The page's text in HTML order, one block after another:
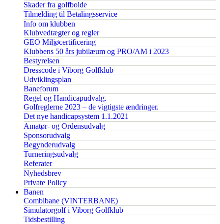
Skader fra golfbolde
Tilmelding til Betalingsservice
Info om klubben
Klubvedtægter og regler
GEO Miljøcertificering
Klubbens 50 års jubilæum og PRO/AM i 2023
Bestyrelsen
Dresscode i Viborg Golfklub
Udviklingsplan
Baneforum
Regel og Handicapudvalg.
Golfreglerne 2023 – de vigtigste ændringer.
Det nye handicapsystem 1.1.2021
Amatør- og Ordensudvalg
Sponsorudvalg
Begynderudvalg
Turneringsudvalg
Referater
Nyhedsbrev
Private Policy
Banen
Combibane (VINTERBANE)
Simulatorgolf i Viborg Golfklub
Tidsbestilling